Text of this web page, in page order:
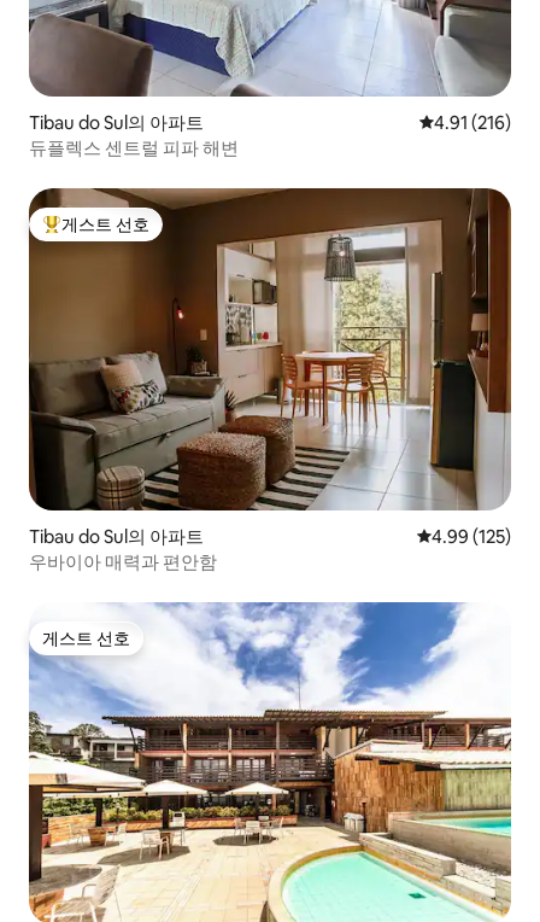
Tibau do Sul의 아파트 평점 4.91점(5
4.91 (216)
듀플렉스 센트럴 피파 해변
상위 게스트 선호
게스트 선호
Tibau do Sul의 아파트 평점 4.99점(5
4.99 (125)
우바이아 매력과 편안함
게스트 선호
게스트 선호